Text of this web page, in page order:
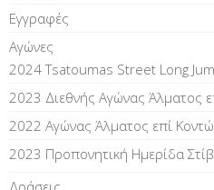
Εγγραφές
Αγώνες
2024 Tsatoumas Street Long
2023 Διεθνής Αγώνας Άλματος
2022 Αγώνας Άλματος επί Κοντώ
2023 Προπονητική Ημερίδα
Δράσεις